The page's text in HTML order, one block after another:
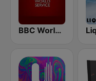
BBC World Service